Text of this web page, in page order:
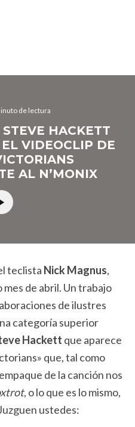
de lectura
HACKETT
VIDEOCLIP DE
AL N’MONIX
teclista Nick Magnus,
mes de abril. Un trabajo
de ilustres
categoría superior
Hackett que aparece
que, tal como
de la canción nos
, o lo que es lo mismo,
ustedes: